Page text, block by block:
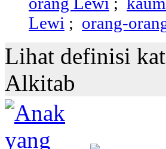
Lewi ; orang-
Lihat definisi
Alkitab